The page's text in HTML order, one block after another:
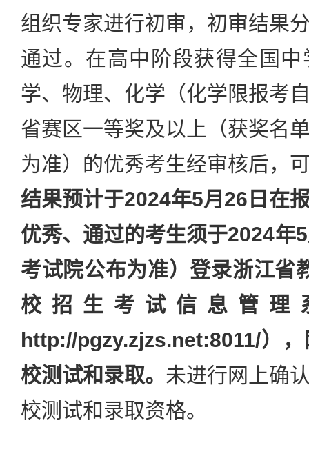
组织专家进行初审，初审结果
通过。在高中阶段获得全国
学、物理、化学（化学限报考
省赛区一等奖及以上（获奖名
为准）的优秀考生经审核后，
结果预计于2024年5月26日在
优秀、通过的考生须于2024年
考试院公布为准）登录浙江省
校招生考试信息管理
http://pgzy.zjzs.net:8011/）
校测试和录取。 未进行网上确
校测试和录取资格。